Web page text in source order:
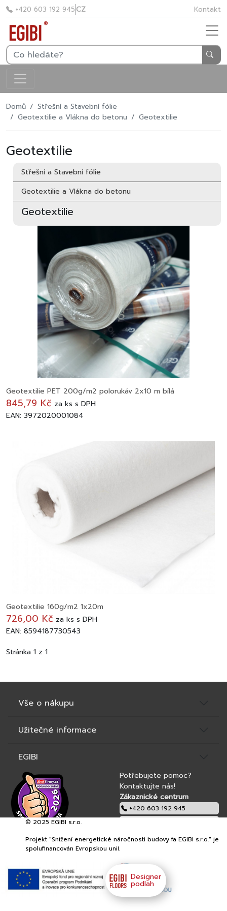
+420 603 192 945CZ Kontakt
Domů
Střešní a Stavební fólie
Geotextilie a Vlákna do betonu
Geotextilie
Geotextilie
Střešní a Stavební fólie
Geotextilie a Vlákna do betonu
Geotextilie
Geotextilie PET 200g/m2 polorukáv 2x10 m bílá
845,79 Kč za ks s DPH
EAN: 3972020001084
Geotextilie 160g/m2 1x20m
726,00 Kč za ks s DPH
EAN: 8594187730543
Stránka 1 z 1
Vše o nákupu
Užitečné informace
EGIBI
Potřebujete pomoc?
Kontaktujte nás!
Zákaznické centrum
+420 603 192 945
EGIBI s.r.o.
© 2025 EGIBI s.r.o.
Projekt "Snížení energetické náročnosti budovy fa EGIBI s.r.o." je
spolufinancován Evropskou unií.
Designer
podlah